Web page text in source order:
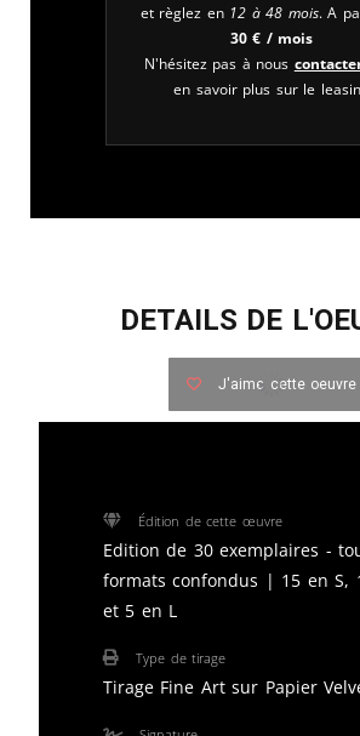
et règlez en 12 à 48 mois. A
30€ / mois
N'hésitez pas à nous
en savoir plus sur le
DETAILS DE
J'aime cette oeuvre
Édition de cette œuvre
Edition de 30 exemplaires -
formats confondus | 15 en S,
et 5 en L
Type de tirage
Tirage Fine Art sur Papier